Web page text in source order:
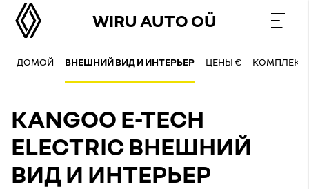
WIRU AUTO OÜ
ДОМОЙ ВНЕШНИЙ ВИД И ИНТЕРЬЕР ЦЕНЫ €
KANGOO E-TECH
ELECTRIC ВНЕШНИЙ
ВИД И ИНТЕРЬЕР